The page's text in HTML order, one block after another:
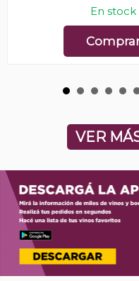
En stock
VER